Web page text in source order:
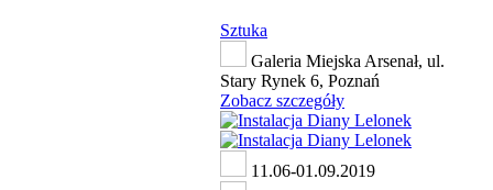
Sztuka
Galeria Miejska Arsenał, ul.
Stary Rynek 6, Poznań
Zobacz szczegóły
11.06-01.09.2019